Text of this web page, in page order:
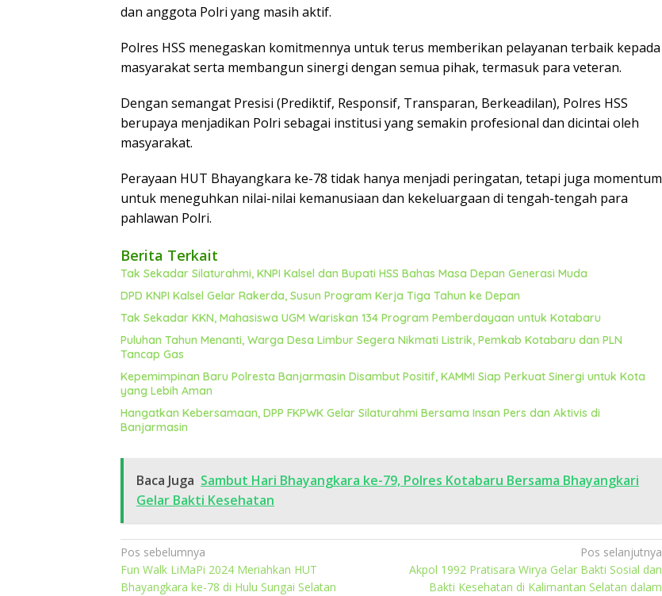
dan anggota Polri yang masih aktif.
Polres HSS menegaskan komitmennya untuk terus memberikan pelayanan terbaik kepada
masyarakat serta membangun sinergi dengan semua pihak, termasuk para veteran.
Dengan semangat Presisi (Prediktif, Responsif, Transparan, Berkeadilan), Polres HSS
berupaya menjadikan Polri sebagai institusi yang semakin profesional dan dicintai oleh
masyarakat.
Perayaan HUT Bhayangkara ke-78 tidak hanya menjadi peringatan, tetapi juga momentum
untuk meneguhkan nilai-nilai kemanusiaan dan kekeluargaan di tengah-tengah para
pahlawan Polri.
Berita Terkait
Tak Sekadar Silaturahmi, KNPI Kalsel dan Bupati HSS Bahas Masa Depan Generasi Muda
DPD KNPI Kalsel Gelar Rakerda, Susun Program Kerja Tiga Tahun ke Depan
Tak Sekadar KKN, Mahasiswa UGM Wariskan 134 Program Pemberdayaan untuk Kotabaru
Puluhan Tahun Menanti, Warga Desa Limbur Segera Nikmati Listrik, Pemkab Kotabaru dan PLN
Tancap Gas
Kepemimpinan Baru Polresta Banjarmasin Disambut Positif, KAMMI Siap Perkuat Sinergi untuk Kota
yang Lebih Aman
Hangatkan Kebersamaan, DPP FKPWK Gelar Silaturahmi Bersama Insan Pers dan Aktivis di
Banjarmasin
Baca Juga Sambut Hari Bhayangkara ke-79, Polres Kotabaru Bersama Bhayangkari
Gelar Bakti Kesehatan
Navigasi
pos
Pos sebelumnya
Fun Walk LiMaPi 2024 Meriahkan HUT
Bhayangkara ke-78 di Hulu Sungai Selatan
Pos selanjutnya
Akpol 1992 Pratisara Wirya Gelar Bakti Sosial dan
Bakti Kesehatan di Kalimantan Selatan dalam